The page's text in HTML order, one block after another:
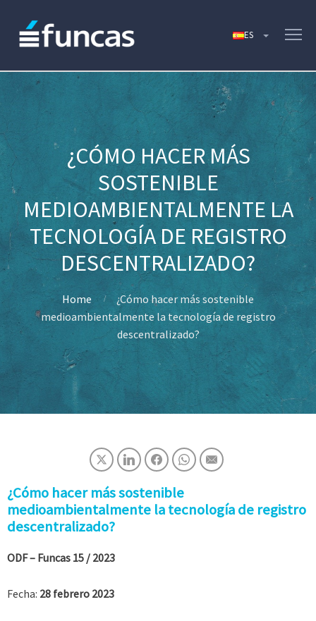
¿CÓMO HACER MÁS
SOSTENIBLE
MEDIOAMBIENTALMENTE LA
TECNOLOGÍA DE REGISTRO
DESCENTRALIZADO?
Home
¿Cómo hacer más sostenible
medioambientalmente la tecnología de registro
descentralizado?
¿Cómo hacer más sostenible
medioambientalmente la tecnología de registro
descentralizado?
ODF – Funcas 15 / 2023
Fecha: 28 febrero 2023